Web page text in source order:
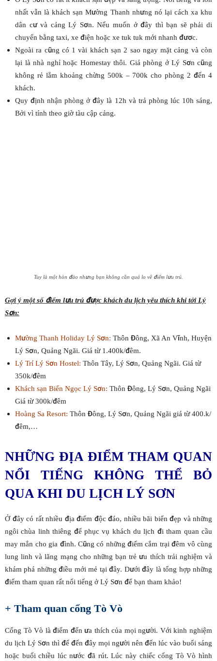
nhất vẫn là khách sạn Mường Thanh nhưng nó lại cách xa khu
dân cư và cảng Lý Sơn. Nếu muốn ở đây thì bạn sẽ phải di
chuyển bằng taxi, xe điện hoặc xe tuk tuk mới nhanh đươc.
Ngoài ra cũng có 1 vài khách sạn 2 sao ngay mặt cảng và còn
lại là nhà nghỉ hoặc Homestay thôi. Giá phòng ở Lý Sơn cũng
không rẻ lắm khoảng chừng 500k – 700k cho phòng 2 đến 4
khách.
Quy định nhận phòng ở đây là 12h và trả phòng lúc 10h sáng,
Bởi vì tính theo giờ tàu cập cảng.
Tuy là một hòn đảo nhưng bạn không cần quá lo về điểm lưu trú.
Gợi ý một số điểm lưu trú được khách du lịch yêu thích khi tới Lý
Sơn:
Mường Thanh Holiday Lý Sơn: Thôn Đông, Xã An Vĩnh, Huyện
Lý Sơn, Quảng Ngãi. Giá từ 1.400k/đêm.
Lý Trí Lý Sơn Hostel: Thôn Tây, Lý Sơn, Quảng Ngãi. Giá từ
350k/đêm
Khách sạn Biển Ngọc Lý Sơn: Thôn Đông, Lý Sơn, Quảng Ngãi
Giá từ 300k/đêm
Hoàng Sa Resort: Thôn Đông, Lý Sơn, Quảng Ngãi giá từ 400.k/
đêm,…
NHỮNG ĐỊA ĐIỂM THAM QUAN
NỔI TIẾNG KHÔNG THỂ BỎ
QUA KHI DU LỊCH LÝ SƠN
Ở đây có rất nhiều địa điểm độc đáo, nhiều bãi biển đẹp và những
ngôi chùa linh thiêng để phục vụ khách du lịch đi tham quan cầu
may mắn cho gia đình. Cũng có những điểm cắm trại đêm vô cùng
lung linh và lãng mạng cho những bạn trẻ ưu thích trải nghiệm và
khám phá những điều mới mẻ tại đây. Dưới đây là tổng hợp những
điểm tham quan rất nổi tiếng ở Lý Sơn để bạn tham khảo!
+ Tham quan cổng Tò Vò
Cổng Tò Vò là điểm đến ưa thích của mọi người. Với kinh nghiệm
du lịch Lý Sơn thì để đến đây mọi người nên đến lúc vào buổi sáng
hoặc buổi chiều lúc nước đã rút. Lúc này chiếc cổng Tò Vò hình